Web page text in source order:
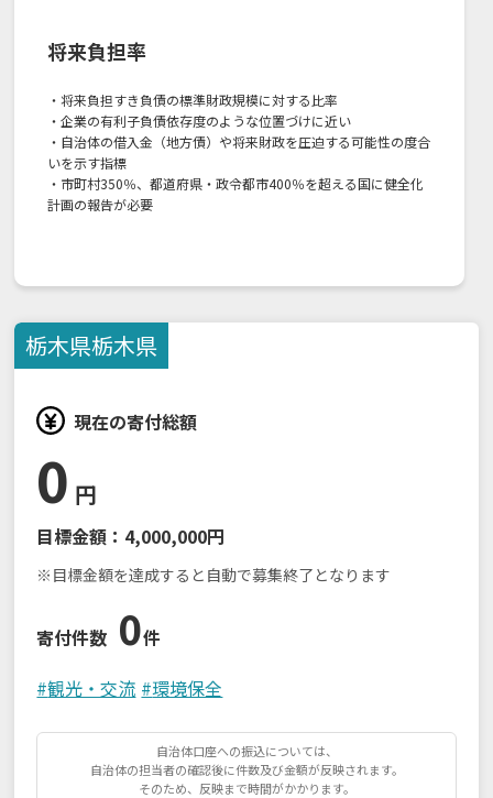
将来負担率
・将来負担すき負債の標準財政規模に対する比率
・企業の有利子負債依存度のような位置づけに近い
・自治体の借入金（地方債）や将来財政を圧迫する可能性の度合
いを示す指標
・市町村350％、都道府県・政令都市400％を超える国に健全化
計画の報告が必要
栃木県栃木県
現在の寄付総額
0 円
目標金額： 4,000,000円
※目標金額を達成すると自動で募集終了となります
寄付件数 0件
#観光・交流 #環境保全
自治体口座への振込については、
自治体の担当者の確認後に件数及び金額が反映されます。
そのため、反映まで時間がかかります。